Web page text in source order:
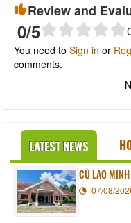
Review and
0/5
You need to Sign in or
comments.
LATEST NEWS
CÙ LAO
07/08/